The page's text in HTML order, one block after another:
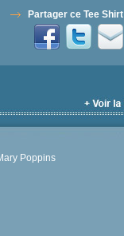
Partager ce Tee Shirt